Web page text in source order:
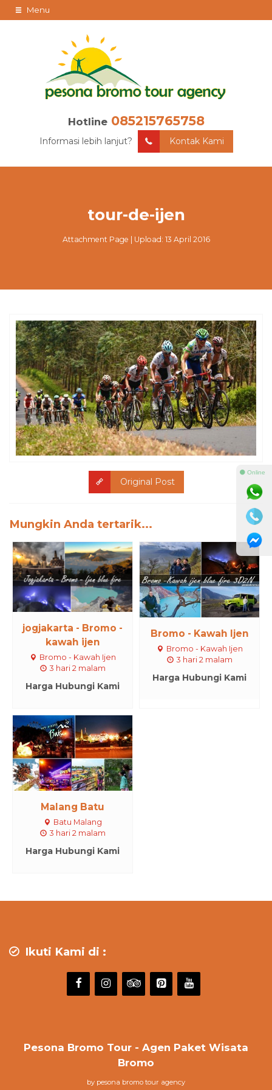
Menu
Hotline 085215765758
Informasi lebih lanjut? Kontak Kami
tour-de-ijen
Attachment Page | Upload: 13 April 2016
Original Post
Mungkin Anda tertarik...
jogjakarta - Bromo -
kawah ijen
Bromo - Kawah Ijen
3 hari 2 malam
Harga Hubungi Kami
Bromo - Kawah Ijen
Bromo - Kawah Ijen
3 hari 2 malam
Harga Hubungi Kami
Malang Batu
Batu Malang
3 hari 2 malam
Harga Hubungi Kami
Ikuti Kami di :
Pesona Bromo Tour - Agen Paket Wisata
Bromo
by pesona bromo tour agency
⚫ Online